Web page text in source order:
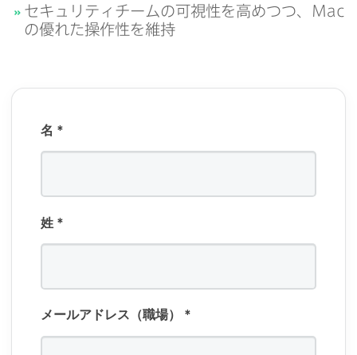
名 *
姓 *
メールアドレス（職場） *
セキュリティチームの​可視性を​高めつつ、 Mac
の​優れた​操作性を​維持